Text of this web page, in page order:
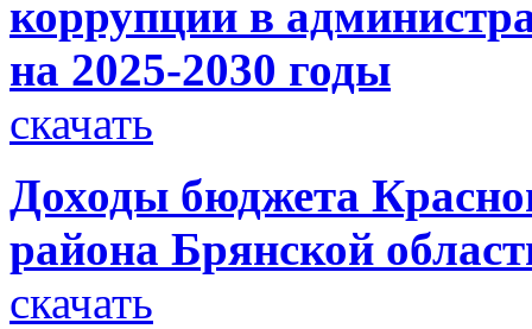
коррупции в
на 2025-2030 годы
скачать
Доходы бюджета
района Брянской
скачать